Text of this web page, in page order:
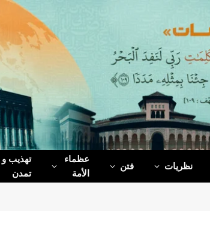
نظریات فتن
عظماء‌
الأمة
تهذیب و
تمدن